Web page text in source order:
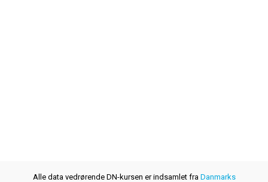
Alle data vedrørende DN-kursen er indsamlet fra Danmarks